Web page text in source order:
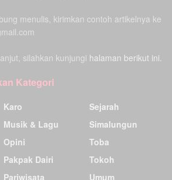
menulis, kirimkan contoh artikelnya ke
silahkan kunjungi halaman berikut ini.
Kategori
Karo
Musik & Lagu
Opini
Pakpak Dairi
Pariwisata
Sejarah
Simalungun
Toba
Tokoh
Umum